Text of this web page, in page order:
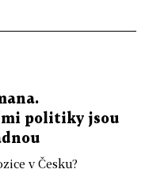
politiky jsou
v Česku?